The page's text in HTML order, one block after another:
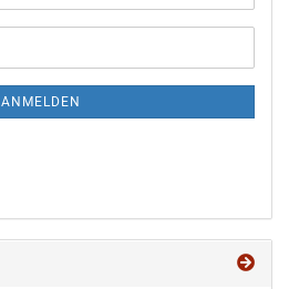
ANMELDEN